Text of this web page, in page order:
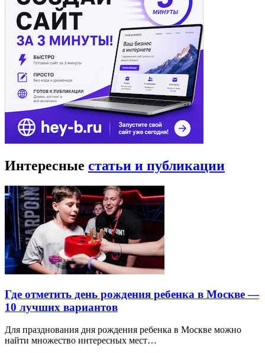
Интересные статьи и публикации
Где отметить день рождения ребенка в Москве —
10 лучших вариантов
Для празднования дня рождения ребенка в Москве можно
найти множество интересных мест…